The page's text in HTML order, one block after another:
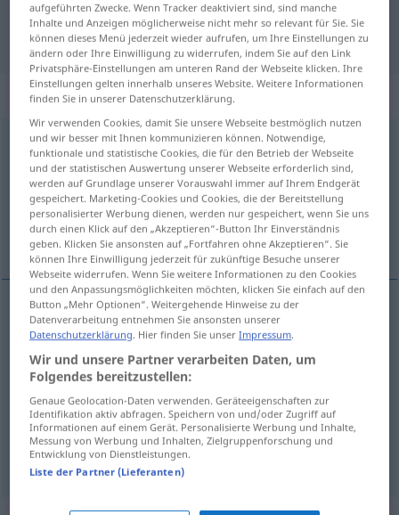
"anheben" Portugiesisch
Übersetzung
„anheben“
anheben
Übersicht aller Übersetzungen
(Für mehr Details die Übersetzung anklicken/antippen)
levantar um pouco, alçar, começar, entoar
levantarum pouco anheben
alçar anheben
começar anheben(≈ anfangen)
entoar anheben MUS
aufgeführten Zwecke. Wenn Tracker deaktiviert sind, sind manche
Inhalte und Anzeigen möglicherweise nicht mehr so relevant für Sie. Sie
können dieses Menü jederzeit wieder aufrufen, um Ihre Einstellungen zu
ändern oder Ihre Einwilligung zu widerrufen, indem Sie auf den Link
Privatsphäre-Einstellungen am unteren Rand der Webseite klicken. Ihre
Einstellungen gelten innerhalb unseres Website. Weitere Informationen
finden Sie in unserer Datenschutzerklärung.
Wir verwenden Cookies, damit Sie unsere Webseite bestmöglich nutzen
und wir besser mit Ihnen kommunizieren können. Notwendige,
funktionale und statistische Cookies, die für den Betrieb der Webseite
und der statistischen Auswertung unserer Webseite erforderlich sind,
werden auf Grundlage unserer Vorauswahl immer auf Ihrem Endgerät
gespeichert. Marketing-Cookies und Cookies, die der Bereitstellung
personalisierter Werbung dienen, werden nur gespeichert, wenn Sie uns
durch einen Klick auf den „Akzeptieren“-Button Ihr Einverständnis
geben. Klicken Sie ansonsten auf „Fortfahren ohne Akzeptieren“. Sie
können Ihre Einwilligung jederzeit für zukünftige Besuche unserer
Webseite widerrufen. Wenn Sie weitere Informationen zu den Cookies
und den Anpassungsmöglichkeiten möchten, klicken Sie einfach auf den
Button „Mehr Optionen“. Weitergehende Hinweise zu der
Datenverarbeitung entnehmen Sie ansonsten unserer
Datenschutzerklärung. Hier finden Sie unserImpressum.
Wir und unsere Partner verarbeiten Daten, um
Folgendes bereitzustellen:
Genaue Geolocation-Daten verwenden. Geräteeigenschaften zur
Identifikation aktiv abfragen. Speichern von und/oder Zugriff auf
Informationen auf einem Gerät. Personalisierte Werbung und Inhalte,
Messung von Werbung und Inhalten, Zielgruppenforschung und
Entwicklung von Dienstleistungen.
Liste der Partner (Lieferanten)